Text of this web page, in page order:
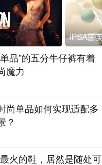
品”的五分牛仔裤有着
魔力
尚单品如何实现适配多
？
火的鞋，居然是随处可